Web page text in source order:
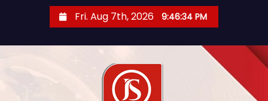
Fri. Aug 7th, 2026 9:46:34 PM